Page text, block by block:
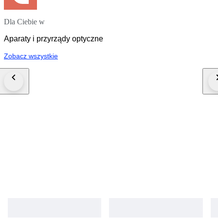
Dla Ciebie w
Aparaty i przyrządy optyczne
Zobacz wszystkie